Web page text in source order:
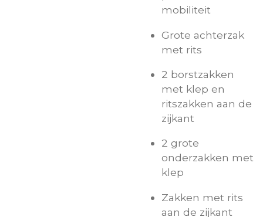
mobiliteit
Grote achterzak
met rits
2 borstzakken
met klep en
ritszakken aan de
zijkant
2 grote
onderzakken met
klep
Zakken met rits
aan de zijkant